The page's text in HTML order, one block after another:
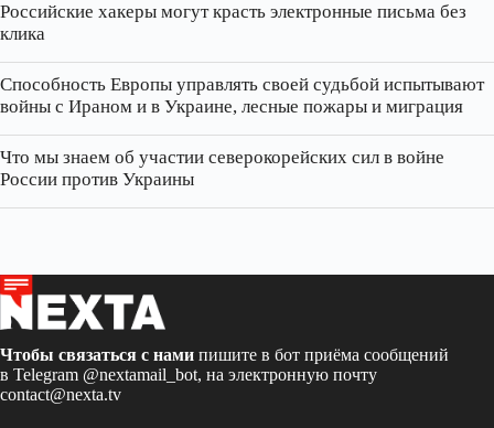
Российские хакеры могут красть электронные письма без
клика
Способность Европы управлять своей судьбой испытывают
войны с Ираном и в Украине, лесные пожары и миграция
Что мы знаем об участии северокорейских сил в войне
России против Украины
Чтобы связаться с нами пишите в бот приёма сообщений
в Telegram @nextamail_bot, на электронную почту
contact@nexta.tv